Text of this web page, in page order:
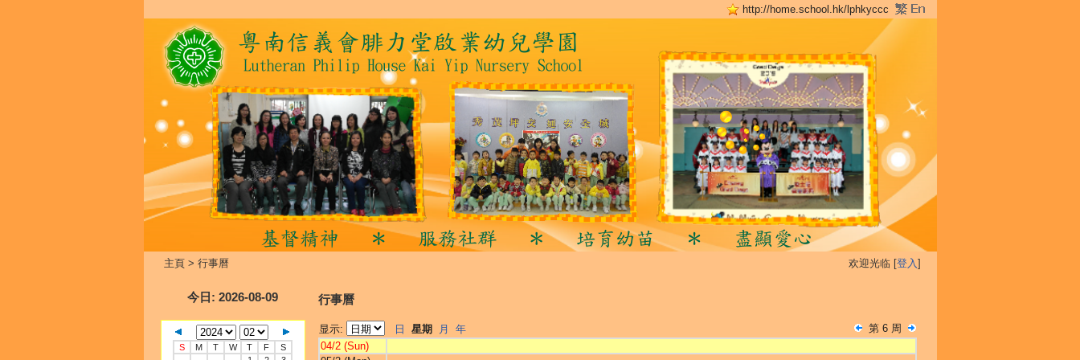
http://home.school.hk/lphkyccc
主頁> 行事曆 欢迎光临 [登入]
今日 : 2026-08-09
S M T W T F
S
行事曆
显示: 日 星期 月 年
第 6 周
04/2 (Sun)